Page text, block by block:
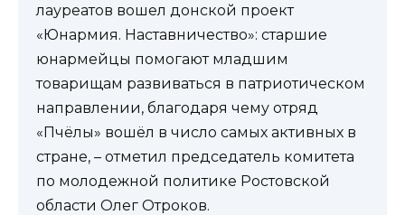
лауреатов вошел донской проект
«Юнармия. Наставничество»: старшие
юнармейцы помогают младшим
товарищам развиваться в патриотическом
направлении, благодаря чему отряд
«Пчёлы» вошёл в число самых активных в
стране, – отметил председатель комитета
по молодежной политике Ростовской
области Олег Отроков.